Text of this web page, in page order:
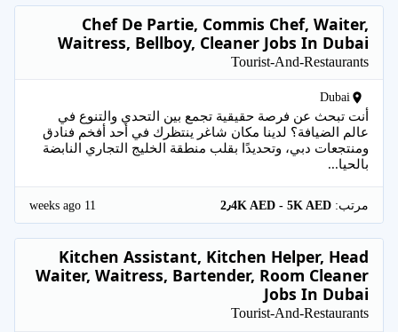
Chef De Partie, Commis Chef, Waiter,
Waitress, Bellboy, Cleaner Jobs In Dubai
Tourist-And-Restaurants
Dubai
أنت تبحث عن فرصة حقيقية تجمع بين التحدي والتنوع في
عالم الضيافة؟ لدينا مكان شاغر ينتظرك في أحد أفخم فنادق
ومنتجعات دبي، وتحديدًا بقلب منطقة الخليج التجاري النابضة
بالحيا...
مرتب: 11 weeks ago
Kitchen Assistant, Kitchen Helper, Head
Waiter, Waitress, Bartender, Room Cleaner
Jobs In Dubai
Tourist-And-Restaurants